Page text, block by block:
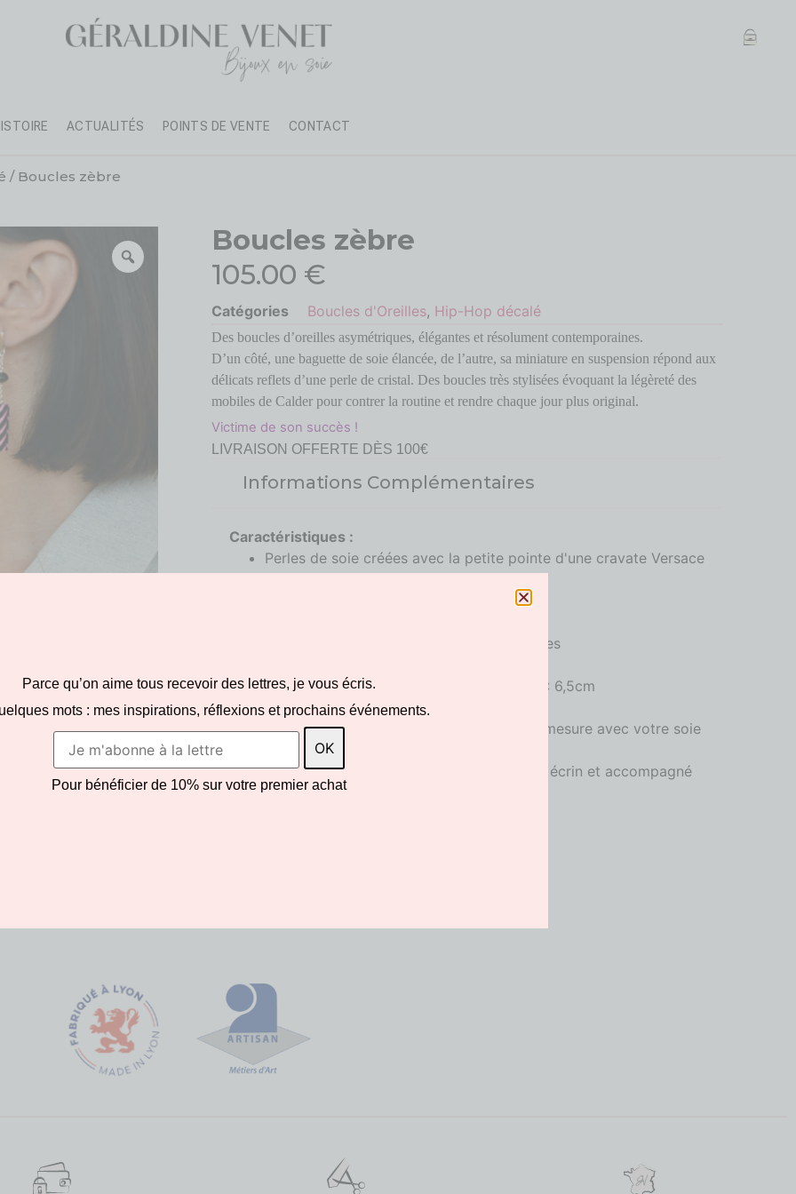
ACTUALITÉS POINTS DE VENTE CONTACT
/ Boucles zèbre
Boucles zèbre
105.00 €
Catégories Boucles d'Oreilles, Hip-Hop décalé
Des boucles d’oreilles asymétriques, élégantes et résolument contemporaines.
D’un côté, une baguette de soie élancée, de l’autre, sa miniature en suspension répond aux
délicats reflets d’une perle de cristal. Des boucles très stylisées évoquant la légèreté des
mobiles de Calder pour contrer la routine et rendre chaque jour plus original.
Victime de son succès !
LIVRAISON OFFERTE DÈS 100€
Informations Complémentaires
Caractéristiques :
Perles de soie créées avec la petite pointe d'une cravate Versace
Fermoir en argent 925 pour oreilles percées
Hauteur totale de chaque boucle d’oreille : 6,5cm
Pièce unique
Pour toute commande d’une création sur-mesure avec votre soie
contacter la créatrice
Votre bijou est emballé avec soin dans un écrin et accompagné
d’un certificat d’authenticité
Parce qu’on aime tous recevoir des lettres, je vous écris.
mots : mes inspirations, réflexions et prochains événements.
Pour bénéficier de 10% sur votre premier achat